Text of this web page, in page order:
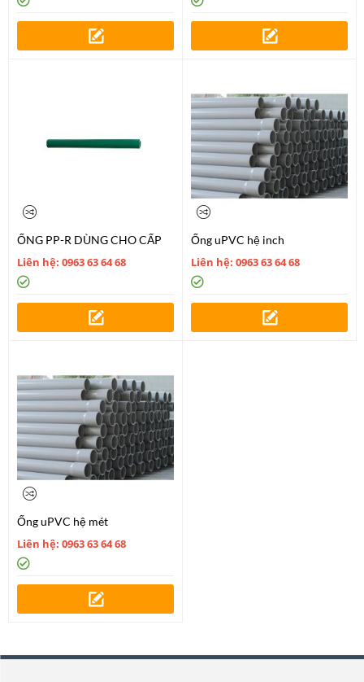
ỐNG PP-R DÙNG CHO CẤP
Liên hệ: 0963 63 64 68
Ống uPVC hệ inch
Liên hệ: 0963 63 64 68
Ống uPVC hệ mét
Liên hệ: 0963 63 64 68